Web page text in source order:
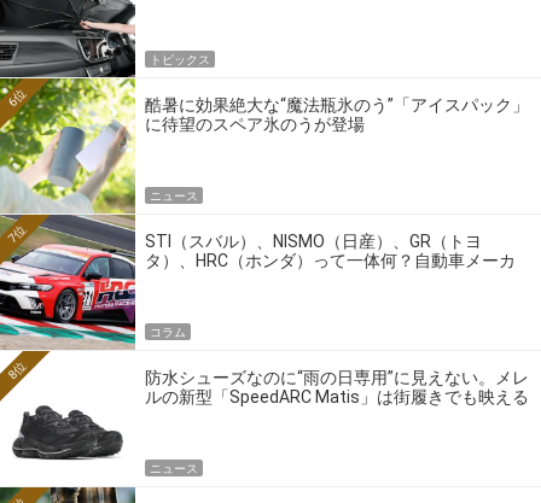
トピックス
酷暑に効果絶大な“魔法瓶氷のう”「アイスパック」
に待望のスペア氷のうが登場
6位
ニュース
STI（スバル）、NISMO（日産）、GR（トヨ
タ）、HRC（ホンダ）って一体何？自動車メーカ
7位
コラム
防水シューズなのに“雨の日専用”に見えない。メレ
ルの新型「SpeedARC Matis」は街履きでも映える
8位
ニュース